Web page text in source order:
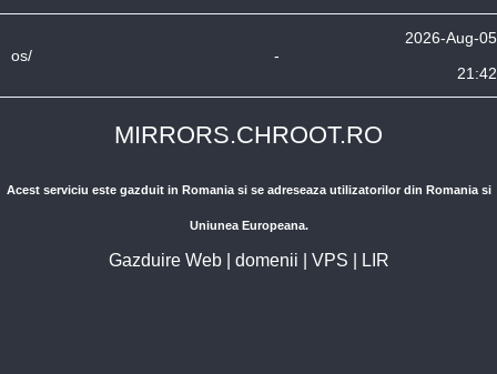
os/ -
2026-Aug-05
21:42
MIRRORS.CHROOT.RO
Acest serviciu este gazduit in Romania si se adreseaza utilizatorilor din Romania si
Uniunea Europeana.
Gazduire Web| domenii VPS LIR